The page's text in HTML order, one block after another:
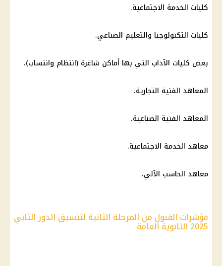
كليات الخدمة الاجتماعية.
كليات التكنولوجيا والتعليم الصناعي.
بعض كليات الآداب التي بها أماكن شاغرة (انتظام وانتساب).
المعاهد الفنية التجارية.
المعاهد الفنية الصناعية.
معاهد الخدمة الاجتماعية.
معاهد الحاسب الآلي.
مؤشرات القبول من المرحلة الثانية لتنسيق الدور الثاني
2025 الثانوية العامة